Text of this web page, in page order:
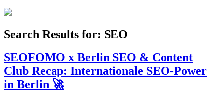
Search Results for: SEO
SEOFOMO x Berlin SEO & Content
Club Recap: Internationale SEO-Power
in Berlin 🚀